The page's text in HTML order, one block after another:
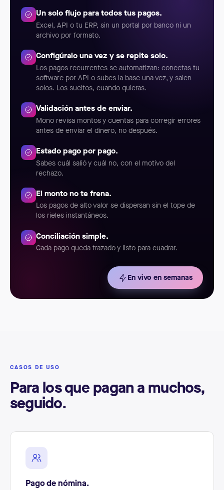
Un solo flujo para todos tus pagos.
Excel, API o tu ERP, sin un portal por banco ni un
archivo por formato.
Configúralo una vez y se repite solo.
Los pagos recurrentes se automatizan: conectas tu
software por API o subes la base una vez, y salen
solos. Los sueltos, cuando quieras.
Validación antes de enviar.
Mono revisa montos y cuentas para corregir errores
antes de enviar el dinero, no después.
Estado pago por pago.
Sabes cuál salió y cuál no, con el motivo del
rechazo.
El monto no te frena.
Los pagos de alto valor se dispersan sin el tope de
los rieles instantáneos.
Conciliación simple.
Cada pago queda trazado y listo para cuadrar.
En vivo en semanas
CASOS DE USO
Para los que pagan a muchos,
seguido.
Pago de nómina.